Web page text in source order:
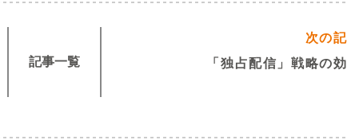
記事一覧
次の
「独占配信」戦略の